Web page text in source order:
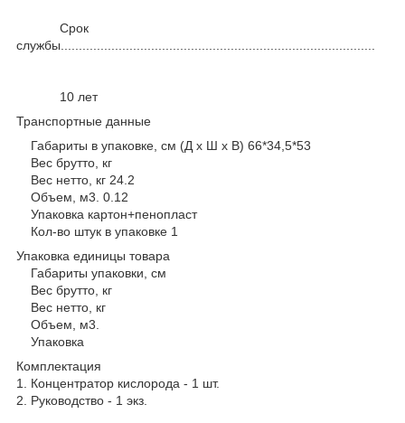
Срок
службы.......................................................................................
10 лет
Транспортные данные
Габариты в упаковке, см (Д х Ш х В) 66*34,5*53
Вес брутто, кг
Вес нетто, кг 24.2
Объем, м3. 0.12
Упаковка картон+пенопласт
Кол-во штук в упаковке 1
Упаковка единицы товара
Габариты упаковки, см
Вес брутто, кг
Вес нетто, кг
Объем, м3.
Упаковка
Комплектация
1. Концентратор кислорода - 1 шт.
2. Руководство - 1 экз.